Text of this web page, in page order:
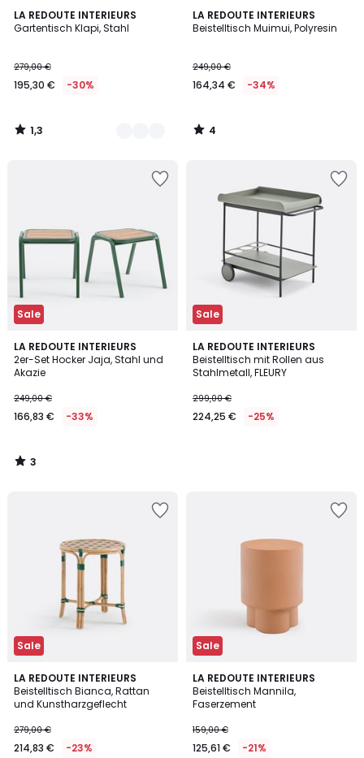
LA REDOUTE INTERIEURS
Gartentisch Klapi, Stahl
279,00 €
195,30 € -30%
1,3
/
2
Farben
1,3
/
LA REDOUTE INTERIEURS
Beistelltisch Muimui, Polyresin
249,00 €
164,34 € -34%
4
/
4
/
Sale
LA REDOUTE INTERIEURS
2er-Set Hocker Jaja, Stahl und
Akazie
249,00 €
166,83 € -33%
3
/
5
3
/
Sale
LA REDOUTE INTERIEURS
Beistelltisch mit Rollen aus
Stahlmetall, FLEURY
299,00 €
224,25 € -25%
Sale
LA REDOUTE INTERIEURS
Beistelltisch Bianca, Rattan
und Kunstharzgeflecht
279,00 €
214,83 € -23%
Sale
LA REDOUTE INTERIEURS
Beistelltisch Mannila,
Faserzement
159,00 €
125,61 € -21%